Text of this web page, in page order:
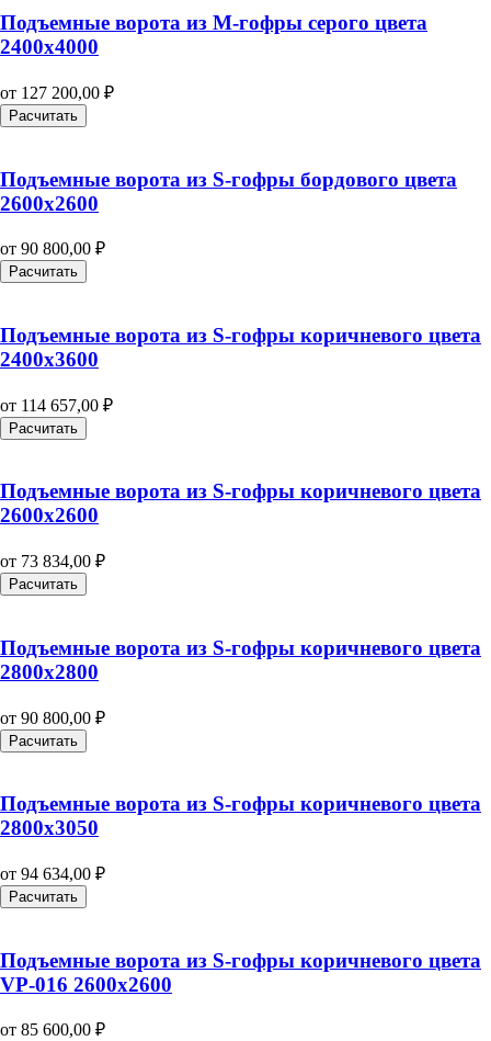
Подъемные ворота из M-гофры серого цвета
2400х4000
от 127 200,00 ₽
Расчитать
Подъемные ворота из S-гофры бордового цвета
2600х2600
от 90 800,00 ₽
Расчитать
Подъемные ворота из S-гофры коричневого цвета
2400х3600
от 114 657,00 ₽
Расчитать
Подъемные ворота из S-гофры коричневого цвета
2600х2600
от 73 834,00 ₽
Расчитать
Подъемные ворота из S-гофры коричневого цвета
2800х2800
от 90 800,00 ₽
Расчитать
Подъемные ворота из S-гофры коричневого цвета
2800х3050
от 94 634,00 ₽
Расчитать
Подъемные ворота из S-гофры коричневого цвета
VP-016 2600х2600
от 85 600,00 ₽